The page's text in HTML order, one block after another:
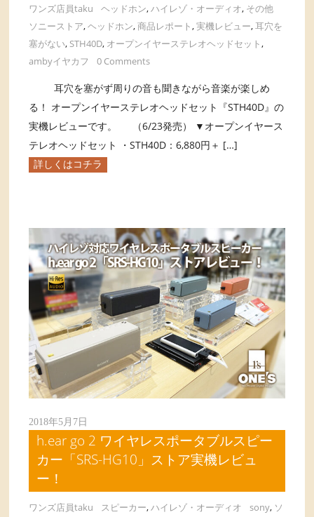
ワンズ店員taku ヘッドホン,ハイレゾ・オーディオ, その他
ソニーストア,ヘッドホン,商品レポート,実機レビュー,耳穴を
塞がない, STH40D, オープンイヤーステレオヘッドセット,
ambyイヤカフ
0 Comments
耳穴を塞がず周りの音も聞きながら音楽が楽しめ
る！ オープンイヤーステレオヘッドセット『STH40D』の
実機レビューです。 （6/23発売） ▼オープンイヤース
テレオヘッドセット ・STH40D：6,880円＋ […]
詳しくはコチラ
2018年5月7日
h.ear go 2 ワイヤレスポータブルスピー
カー「SRS-HG10」ストア実機レビュ
ー！
ワンズ店員taku スピーカー,ハイレゾ・オーディオ sony, ソ